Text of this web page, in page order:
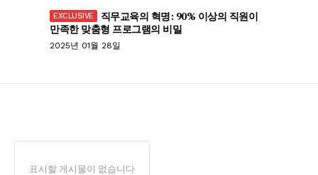
직무교육의 혁명: 90% 이상의 직원이
만족한 맞춤형 프로그램의 비밀
2025년 01월 28일
표시할 게시물이 없습니다